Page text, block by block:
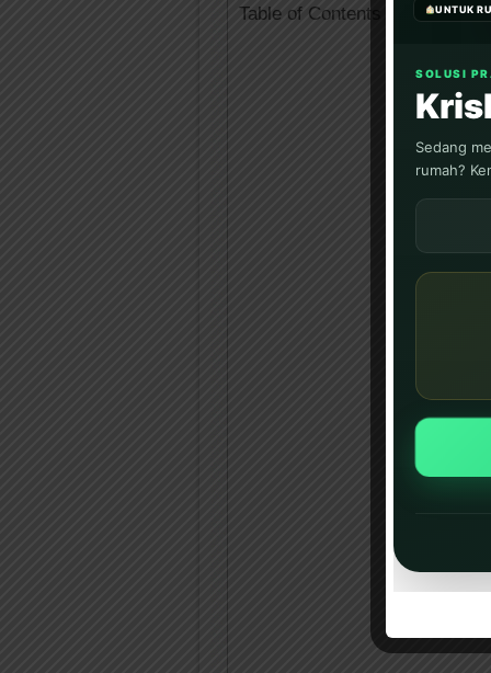
Table of Contents UNTUK
SOLUSI
Sedang
rumah?